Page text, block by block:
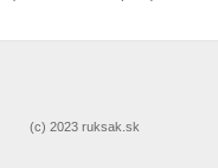
(c) 2023 ruksak.sk